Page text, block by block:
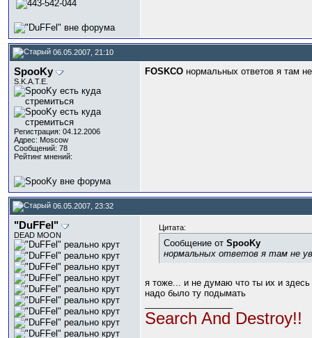
06.05.2007, 21:10
SpooKy
S.K.A.T.E.
Регистрация: 04.12.2006
Адрес: Moscow
Сообщений: 78
Рейтинг мнений:
FOSKCO нормальных ответов я там
06.05.2007, 23:32
"DuFFel"
DEAD MOON
Цитата:
Сообщение от SpooKy
нормальных ответов я там не
я тоже... и не думаю что ты их и
надо было ту подымать
Search And Destroy!!